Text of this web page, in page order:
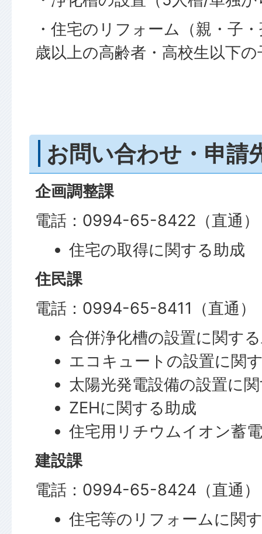
・住宅のリフォーム（親・子
歳以上の高齢者・高校生以下
お問い合わせ・申請
企画調整課
電話：0994-65-8422（直通）
住宅の取得に関する助成
住民課
電話：0994-65-8411（直通）
合併浄化槽の設置に関す
エコキュートの設置に関
太陽光発電設備の設置に
ZEHに関する助成
住宅用リチウムイオン蓄
建設課
電話：0994-65-8424（直通）
住宅等のリフォームに関